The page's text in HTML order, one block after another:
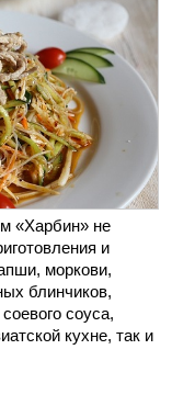
«Харбин» не
и
моркови,
блинчиков,
соуса,
кухне, так и